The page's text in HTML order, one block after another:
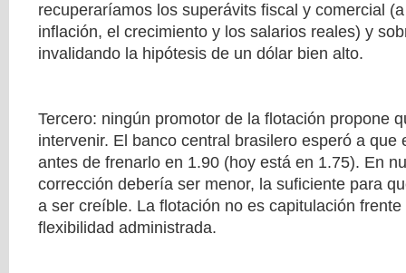
recuperaríamos los superávits fiscal y comercial
inflación, el crecimiento y los salarios reales) y
invalidando la hipótesis de un dólar bien alto.
Tercero: ningún promotor de la flotación propone
intervenir. El banco central brasilero esperó a que
antes de frenarlo en 1.90 (hoy está en 1.75). En
corrección debería ser menor, la suficiente para
a ser creíble. La flotación no es capitulación
flexibilidad administrada.